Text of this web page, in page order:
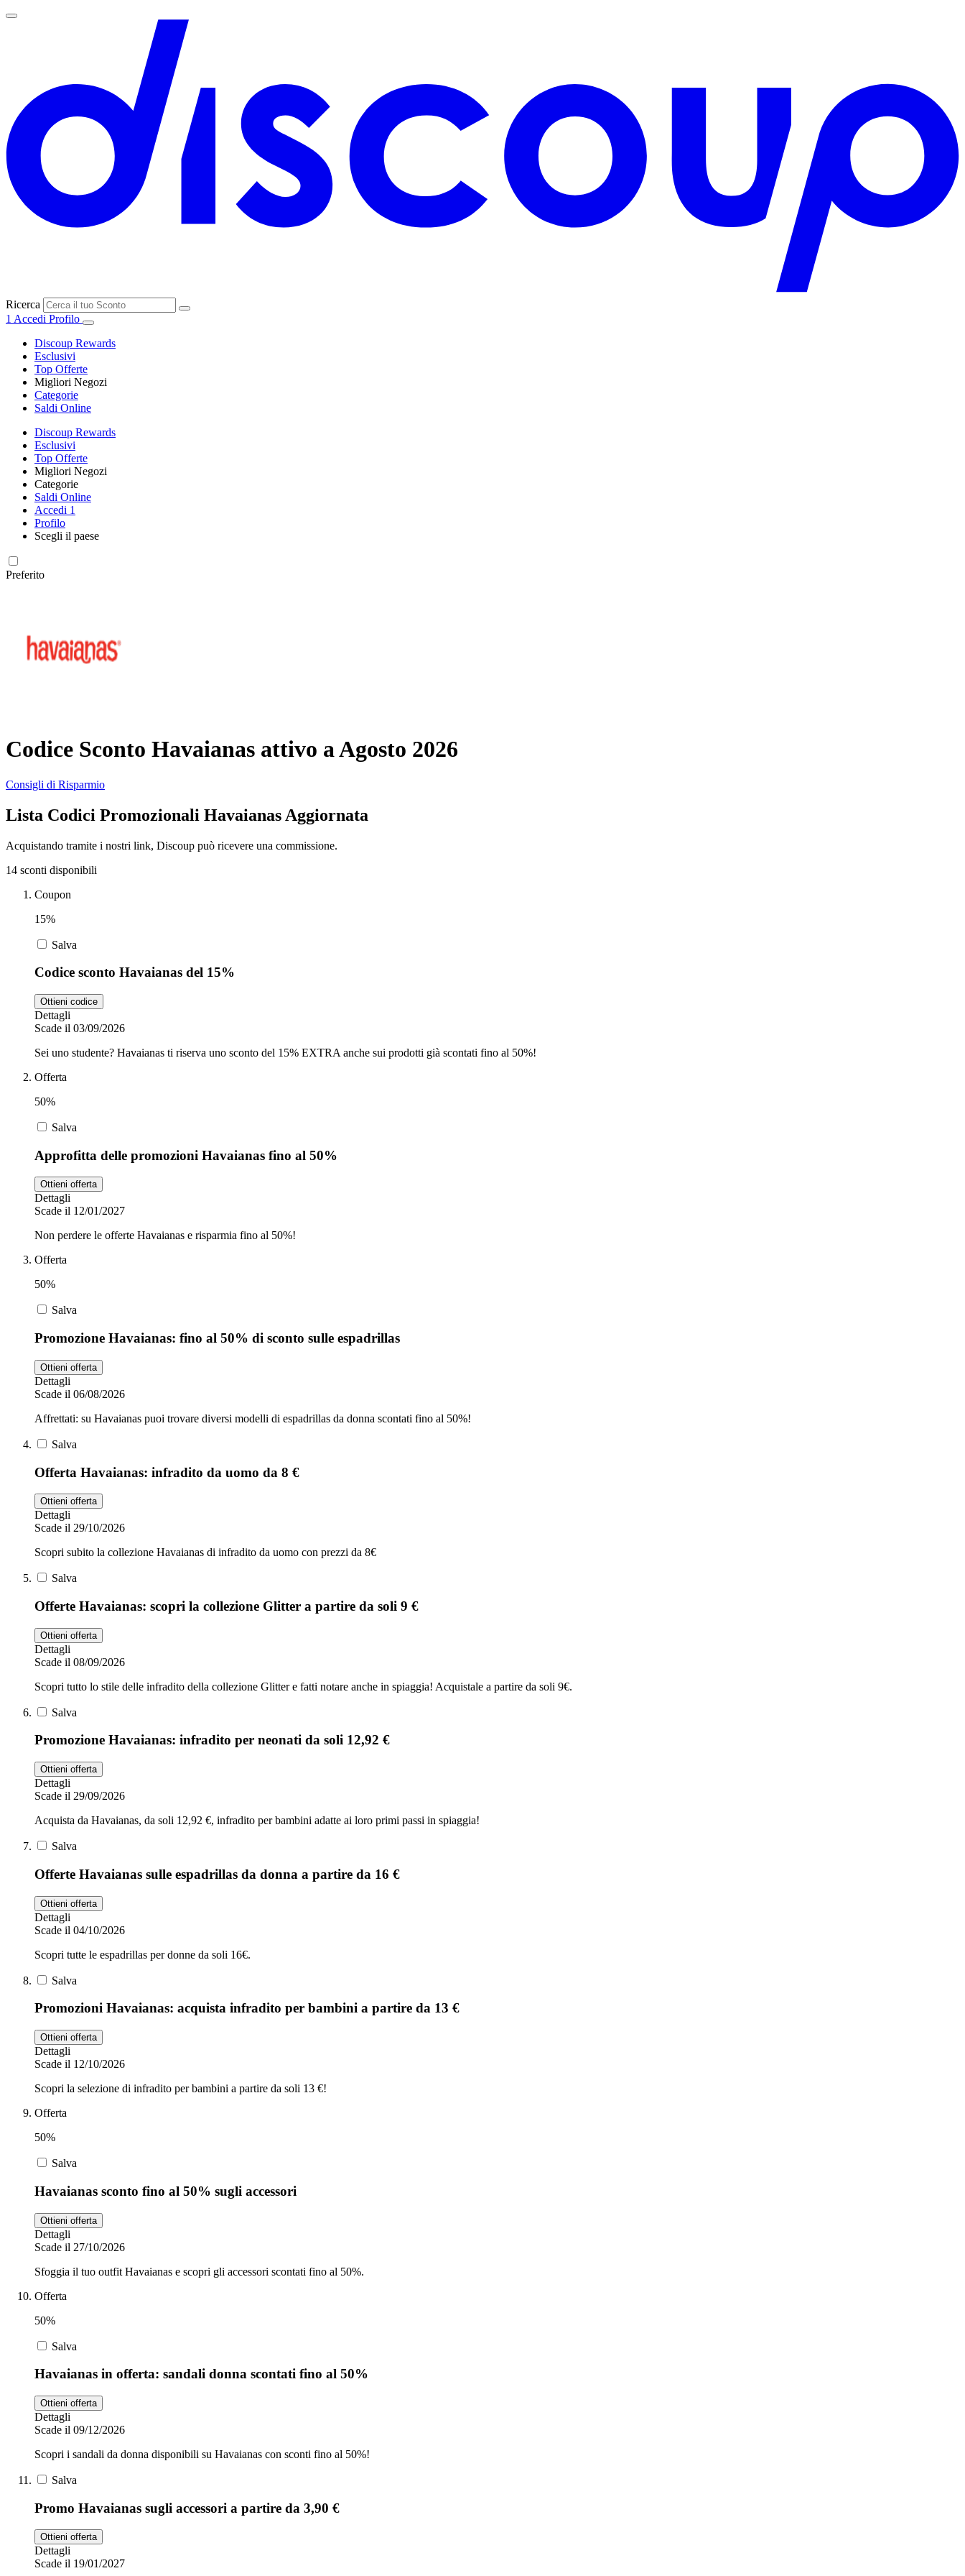
Ricerca
1 Accedi Profilo
Discoup Rewards
Esclusivi
Top Offerte
Migliori Negozi
Categorie
Saldi Online
Discoup Rewards
Esclusivi
Top Offerte
Migliori Negozi
Categorie
Saldi Online
Accedi 1
Profilo
Scegli il paese
Preferito
Codice Sconto Havaianas attivo a Agosto 2026
Consigli di Risparmio
Lista Codici Promozionali Havaianas Aggiornata
Acquistando tramite i nostri link, Discoup può ricevere una commissione.
14 sconti disponibili
Coupon
15%
Salva
Codice sconto Havaianas del 15%
Ottieni codice
Dettagli
Scade il 03/09/2026
Sei uno studente? Havaianas ti riserva uno sconto del 15% EXTRA anche sui prodotti già scontati fino al 50%!
Offerta
50%
Salva
Approfitta delle promozioni Havaianas fino al 50%
Ottieni offerta
Dettagli
Scade il 12/01/2027
Non perdere le offerte Havaianas e risparmia fino al 50%!
Offerta
50%
Salva
Promozione Havaianas: fino al 50% di sconto sulle espadrillas
Ottieni offerta
Dettagli
Scade il 06/08/2026
Affrettati: su Havaianas puoi trovare diversi modelli di espadrillas da donna scontati fino al 50%!
Salva
Offerta Havaianas: infradito da uomo da 8 €
Ottieni offerta
Dettagli
Scade il 29/10/2026
Scopri subito la collezione Havaianas di infradito da uomo con prezzi da 8€
Salva
Offerte Havaianas: scopri la collezione Glitter a partire da soli 9 €
Ottieni offerta
Dettagli
Scade il 08/09/2026
Scopri tutto lo stile delle infradito della collezione Glitter e fatti notare anche in spiaggia! Acquistale a partire da soli 9€.
Salva
Promozione Havaianas: infradito per neonati da soli 12,92 €
Ottieni offerta
Dettagli
Scade il 29/09/2026
Acquista da Havaianas, da soli 12,92 €, infradito per bambini adatte ai loro primi passi in spiaggia!
Salva
Offerte Havaianas sulle espadrillas da donna a partire da 16 €
Ottieni offerta
Dettagli
Scade il 04/10/2026
Scopri tutte le espadrillas per donne da soli 16€.
Salva
Promozioni Havaianas: acquista infradito per bambini a partire da 13 €
Ottieni offerta
Dettagli
Scade il 12/10/2026
Scopri la selezione di infradito per bambini a partire da soli 13 €!
Offerta
50%
Salva
Havaianas sconto fino al 50% sugli accessori
Ottieni offerta
Dettagli
Scade il 27/10/2026
Sfoggia il tuo outfit Havaianas e scopri gli accessori scontati fino al 50%.
Offerta
50%
Salva
Havaianas in offerta: sandali donna scontati fino al 50%
Ottieni offerta
Dettagli
Scade il 09/12/2026
Scopri i sandali da donna disponibili su Havaianas con sconti fino al 50%!
Salva
Promo Havaianas sugli accessori a partire da 3,90 €
Ottieni offerta
Dettagli
Scade il 19/01/2027